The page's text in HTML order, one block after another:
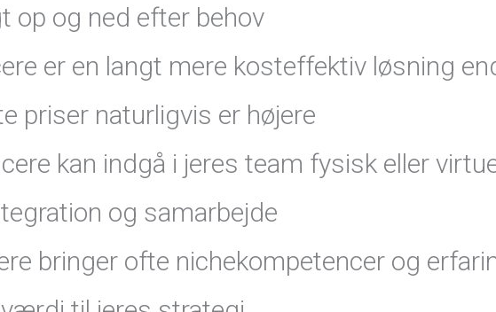
op og ned efter behov
er en langt mere kosteffektiv løsning
priser naturligvis er højere
kan indgå i jeres team fysisk eller
og samarbejde
bringer ofte nichekompetencer og